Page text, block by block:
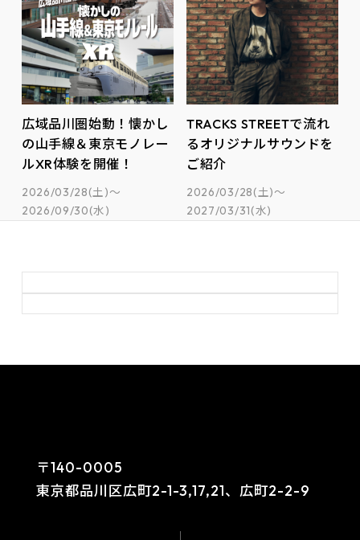
広域品川圏始動！懐かし
の山手線＆東京モノレー
ルXR体験を開催！
2026/03/28(土)～
2026/09/30(水)
TRACKS STREETで流れ
るオリジナルサウンドを
ご紹介
2026/03/28(土)～
2027/03/31(水)
〒140-0005
東京都品川区広町2-1-3,17,21、広町2-2-9